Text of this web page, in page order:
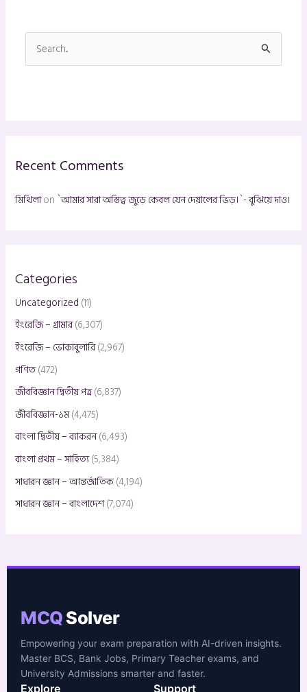
e
f
Recent Comments
মিথিলাon `আমার সারা অস্তিত্ব জুড়ে কেবল যেন দেয়ালের ভিড়।`- বুঝিয়ে দাও।
Categories
Uncategorized (11)
ইংরেজি – গ্রামার(6,307)
ইংরেজি – ভোকাবুলারি(2,967)
গণিত(472)
জীববিজ্ঞান দ্বিতীয় পত্র(6,837)
জীববিজ্ঞান-১ম(4,475)
বাংলা দ্বিতীয় – ব্যাকরন(6,493)
বাংলা প্রথম – সাহিত্য(5,384)
সাধারন জ্ঞান – আন্তর্জাতিক(4,194)
সাধারন জ্ঞান – বাংলাদেশ(7,074)
MCQSolver
Empowering your exam preparation with AI-driven insights.
Master BCS, Bank Jobs, Primary Teacher exams, and
University Admissions smarter and faster.
Explore Support